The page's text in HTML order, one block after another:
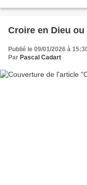
Croire en Dieu
Publié le 09/01/2026 à
Par Pascal Cadart